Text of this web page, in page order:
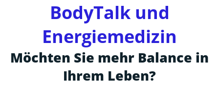
BodyTalk und
Energiemedizin
Möchten Sie mehr Balance in
Ihrem Leben?